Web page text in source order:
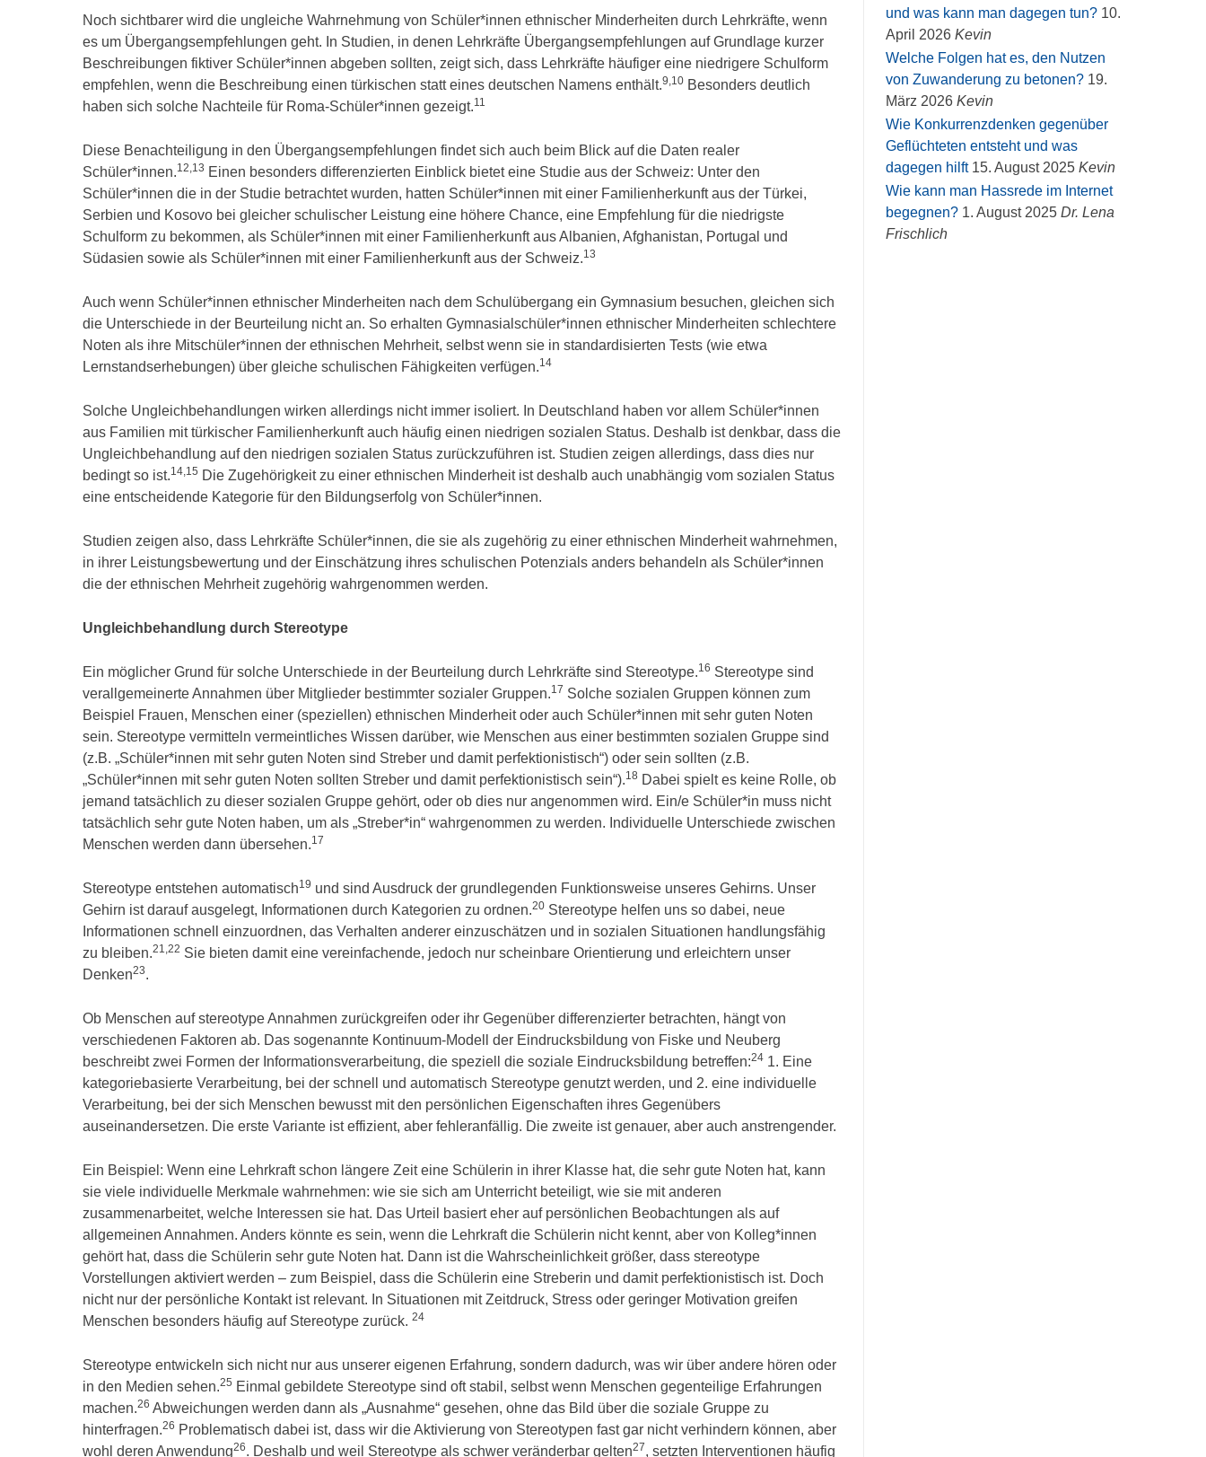
Noch sichtbarer wird die ungleiche Wahrnehmung von Schüler*innen ethnischer Minderheiten durch Lehrkräfte, wenn
es um Übergangsempfehlungen geht. In Studien, in denen Lehrkräfte Übergangsempfehlungen auf Grundlage kurzer
Beschreibungen fiktiver Schüler*innen abgeben sollten, zeigt sich, dass Lehrkräfte häufiger eine niedrigere Schulform
empfehlen, wenn die Beschreibung einen türkischen statt eines deutschen Namens enthält.9,10 Besonders deutlich
haben sich solche Nachteile für Roma-Schüler*innen gezeigt.11
Diese Benachteiligung in den Übergangsempfehlungen findet sich auch beim Blick auf die Daten realer
Schüler*innen.12,13 Einen besonders differenzierten Einblick bietet eine Studie aus der Schweiz: Unter den
Schüler*innen die in der Studie betrachtet wurden, hatten Schüler*innen mit einer Familienherkunft aus der Türkei,
Serbien und Kosovo bei gleicher schulischer Leistung eine höhere Chance, eine Empfehlung für die niedrigste
Schulform zu bekommen, als Schüler*innen mit einer Familienherkunft aus Albanien, Afghanistan, Portugal und
Südasien sowie als Schüler*innen mit einer Familienherkunft aus der Schweiz.13
Auch wenn Schüler*innen ethnischer Minderheiten nach dem Schulübergang ein Gymnasium besuchen, gleichen sich
die Unterschiede in der Beurteilung nicht an. So erhalten Gymnasialschüler*innen ethnischer Minderheiten schlechtere
Noten als ihre Mitschüler*innen der ethnischen Mehrheit, selbst wenn sie in standardisierten Tests (wie etwa
Lernstandserhebungen) über gleiche schulischen Fähigkeiten verfügen.14
Solche Ungleichbehandlungen wirken allerdings nicht immer isoliert. In Deutschland haben vor allem Schüler*innen
aus Familien mit türkischer Familienherkunft auch häufig einen niedrigen sozialen Status. Deshalb ist denkbar, dass die
Ungleichbehandlung auf den niedrigen sozialen Status zurückzuführen ist. Studien zeigen allerdings, dass dies nur
bedingt so ist.14,15 Die Zugehörigkeit zu einer ethnischen Minderheit ist deshalb auch unabhängig vom sozialen Status
eine entscheidende Kategorie für den Bildungserfolg von Schüler*innen.
Studien zeigen also, dass Lehrkräfte Schüler*innen, die sie als zugehörig zu einer ethnischen Minderheit wahrnehmen,
in ihrer Leistungsbewertung und der Einschätzung ihres schulischen Potenzials anders behandeln als Schüler*innen
die der ethnischen Mehrheit zugehörig wahrgenommen werden.
Ungleichbehandlung durch Stereotype
Ein möglicher Grund für solche Unterschiede in der Beurteilung durch Lehrkräfte sind Stereotype.16 Stereotype sind
verallgemeinerte Annahmen über Mitglieder bestimmter sozialer Gruppen.17 Solche sozialen Gruppen können zum
Beispiel Frauen, Menschen einer (speziellen) ethnischen Minderheit oder auch Schüler*innen mit sehr guten Noten
sein. Stereotype vermitteln vermeintliches Wissen darüber, wie Menschen aus einer bestimmten sozialen Gruppe sind
(z.B. „Schüler*innen mit sehr guten Noten sind Streber und damit perfektionistisch“) oder sein sollten (z.B.
„Schüler*innen mit sehr guten Noten sollten Streber und damit perfektionistisch sein“).18 Dabei spielt es keine Rolle, ob
jemand tatsächlich zu dieser sozialen Gruppe gehört, oder ob dies nur angenommen wird. Ein/e Schüler*in muss nicht
tatsächlich sehr gute Noten haben, um als „Streber*in“ wahrgenommen zu werden. Individuelle Unterschiede zwischen
Menschen werden dann übersehen.17
Stereotype entstehen automatisch19 und sind Ausdruck der grundlegenden Funktionsweise unseres Gehirns. Unser
Gehirn ist darauf ausgelegt, Informationen durch Kategorien zu ordnen.20 Stereotype helfen uns so dabei, neue
Informationen schnell einzuordnen, das Verhalten anderer einzuschätzen und in sozialen Situationen handlungsfähig
zu bleiben.21,22 Sie bieten damit eine vereinfachende, jedoch nur scheinbare Orientierung und erleichtern unser
Denken23.
Ob Menschen auf stereotype Annahmen zurückgreifen oder ihr Gegenüber differenzierter betrachten, hängt von
verschiedenen Faktoren ab. Das sogenannte Kontinuum-Modell der Eindrucksbildung von Fiske und Neuberg
beschreibt zwei Formen der Informationsverarbeitung, die speziell die soziale Eindrucksbildung betreffen:24 1. Eine
kategoriebasierte Verarbeitung, bei der schnell und automatisch Stereotype genutzt werden, und 2. eine individuelle
Verarbeitung, bei der sich Menschen bewusst mit den persönlichen Eigenschaften ihres Gegenübers
auseinandersetzen. Die erste Variante ist effizient, aber fehleranfällig. Die zweite ist genauer, aber auch anstrengender.
Ein Beispiel: Wenn eine Lehrkraft schon längere Zeit eine Schülerin in ihrer Klasse hat, die sehr gute Noten hat, kann
sie viele individuelle Merkmale wahrnehmen: wie sie sich am Unterricht beteiligt, wie sie mit anderen
zusammenarbeitet, welche Interessen sie hat. Das Urteil basiert eher auf persönlichen Beobachtungen als auf
allgemeinen Annahmen. Anders könnte es sein, wenn die Lehrkraft die Schülerin nicht kennt, aber von Kolleg*innen
gehört hat, dass die Schülerin sehr gute Noten hat. Dann ist die Wahrscheinlichkeit größer, dass stereotype
Vorstellungen aktiviert werden – zum Beispiel, dass die Schülerin eine Streberin und damit perfektionistisch ist. Doch
nicht nur der persönliche Kontakt ist relevant. In Situationen mit Zeitdruck, Stress oder geringer Motivation greifen
Menschen besonders häufig auf Stereotype zurück. 24
Stereotype entwickeln sich nicht nur aus unserer eigenen Erfahrung, sondern dadurch, was wir über andere hören oder
in den Medien sehen.25 Einmal gebildete Stereotype sind oft stabil, selbst wenn Menschen gegenteilige Erfahrungen
machen.26 Abweichungen werden dann als „Ausnahme“ gesehen, ohne das Bild über die soziale Gruppe zu
hinterfragen.26 Problematisch dabei ist, dass wir die Aktivierung von Stereotypen fast gar nicht verhindern können, aber
wohl deren Anwendung26. Deshalb und weil Stereotype als schwer veränderbar gelten27, setzten Interventionen häufig
und was kann man dagegen tun? 10.
April 2026 Kevin
Welche Folgen hat es, den Nutzen
von Zuwanderung zu betonen? 19.
März 2026 Kevin
Wie Konkurrenzdenken gegenüber
Geflüchteten entsteht und was
dagegen hilft 15. August 2025 Kevin
Wie kann man Hassrede im Internet
begegnen? 1. August 2025 Dr. Lena
Frischlich